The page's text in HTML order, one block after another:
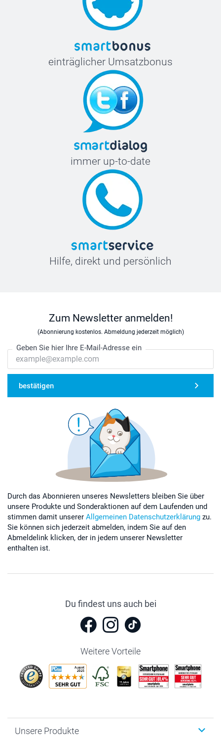
einträglicher Umsatzbonus
immer up-to-date
Hilfe, direkt und persönlich
Zum Newsletter anmelden!
(Abonnierung kostenlos. Abmeldung jederzeit möglich)
Geben Sie hier Ihre E-Mail-Adresse ein
bestätigen
Durch das Abonnieren unseres Newsletters bleiben Sie über
unsere Produkte und Sonderaktionen auf dem Laufenden und
stimmen damit unserer Allgemeinen Datenschutzerklärung zu.
Sie können sich jederzeit abmelden, indem Sie auf den
Abmeldelink klicken, der in jedem unserer Newsletter
enthalten ist.
Du findest uns auch bei
Weitere Vorteile
Unsere Produkte